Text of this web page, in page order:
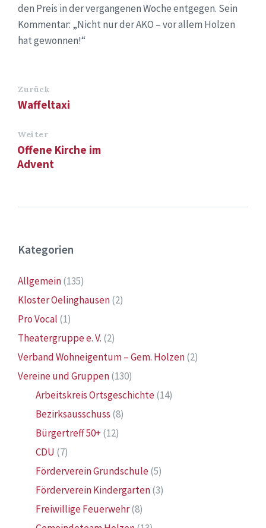
den Preis in der vergangenen Woche entgegen. Sein
Kommentar: „Nicht nur der AKO – vor allem Holzen
hat gewonnen!“
Zurück
Waffeltaxi
Weiter
Offene Kirche im
Advent
Kategorien
Allgemein(135)
Kloster Oelinghausen(2)
Pro Vocal (1)
Theatergruppe e. V. (2)
Verband Wohneigentum – Gem. Holzen(2)
Vereine und Gruppen(130)
Arbeitskreis Ortsgeschichte(14)
Bezirksausschuss (8)
Bürgertreff 50+ (12)
CDU (7)
Förderverein Grundschule(5)
Förderverein Kindergarten(3)
Freiwillige Feuerwehr(8)